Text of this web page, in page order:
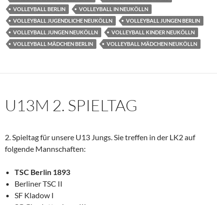
VOLLEYBALL BERLIN
VOLLEYBALL IN NEUKÖLLN
VOLLEYBALL JUGENDLICHE NEUKÖLLN
VOLLEYBALL JUNGEN BERLIN
VOLLEYBALL JUNGEN NEUKÖLLN
VOLLEYBALL KINDER NEUKÖLLN
VOLLEYBALL MÄDCHEN BERLIN
VOLLEYBALL MÄDCHEN NEUKÖLLN
U13M 2. SPIELTAG
2. Spieltag für unsere U13 Jungs. Sie treffen in der LK2 auf
folgende Mannschaften:
TSC Berlin 1893
Berliner TSC II
SF Kladow I